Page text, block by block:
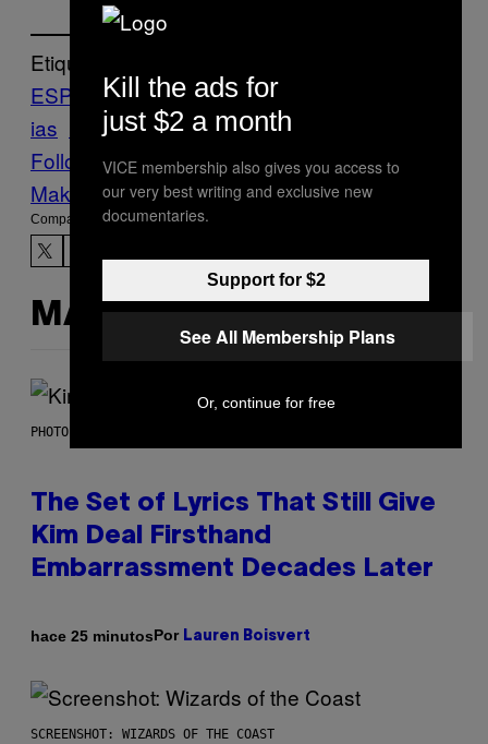
Etiquetado:
ESPAÑA Feminisme historia
ias
Playmobil
Follow Us On Discover
Make Us Preferred In Top Stories
Compartir:
MÁS DE LO MISMO
PHOTO BY JEFF KRAVITZ/FILMMAGIC
The Set of Lyrics That Still Give
Kim Deal Firsthand
Embarrassment Decades Later
hace 25 minutosPor Lauren Boisvert
SCREENSHOT: WIZARDS OF THE COAST
Kill the ads for
just $2 a month
VICE membership also gives you access to
our very best writing and exclusive new
documentaries.
Support for $2
See All Membership Plans
Or, continue for free